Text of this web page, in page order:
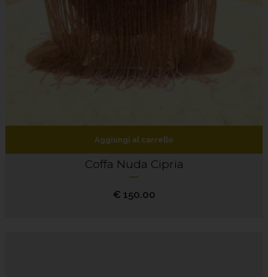
Aggiungi al carrello
Coffa Nuda Cipria
€ 150.00